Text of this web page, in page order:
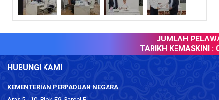
JUMLAH
TARIKH KEMASKINI :
HUBUNGI KAMI
KEMENTERIAN PERPADUAN NEGARA